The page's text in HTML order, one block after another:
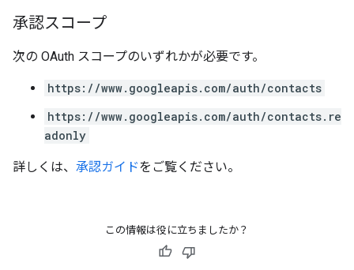
承認スコープ
次の OAuth スコープのいずれかが必要です。
https://www.googleapis.com/auth/contacts
https://www.googleapis.com/auth/contacts.re
adonly
詳しくは、 承認ガイドをご覧ください。
この情報は役に立ちましたか？